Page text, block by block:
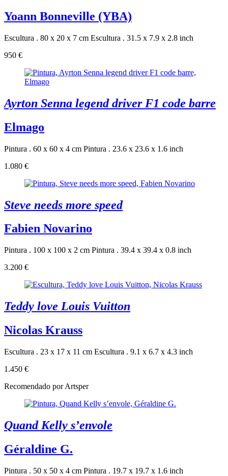
Yoann Bonneville (YBA)
Escultura . 80 x 20 x 7 cm Escultura . 31.5 x 7.9 x 2.8 inch
950 €
Ayrton Senna legend driver F1 code barre
Elmago
Pintura . 60 x 60 x 4 cm Pintura . 23.6 x 23.6 x 1.6 inch
1.080 €
Steve needs more speed
Fabien Novarino
Pintura . 100 x 100 x 2 cm Pintura . 39.4 x 39.4 x 0.8 inch
3.200 €
Teddy love Louis Vuitton
Nicolas Krauss
Escultura . 23 x 17 x 11 cm Escultura . 9.1 x 6.7 x 4.3 inch
1.450 €
Recomendado por Artsper
Quand Kelly s’envole
Géraldine G.
Pintura . 50 x 50 x 4 cm Pintura . 19.7 x 19.7 x 1.6 inch